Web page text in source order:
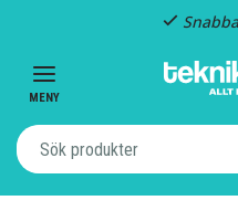
MENY